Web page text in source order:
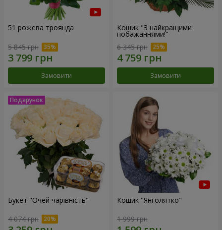
51 рожева троянда
5 845 грн
Замовити
Кошик "З найкращими
побажаннями!"
6 345 грн
Замовити
Букет "Очей чарівність"
4 074 грн
Кошик "Янголятко"
1 999 грн